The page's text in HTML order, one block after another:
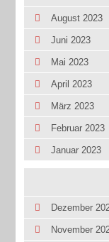
August 2023
Juni 2023
Mai 2023
April 2023
März 2023
Februar 2023
Januar 2023
Dezember
November